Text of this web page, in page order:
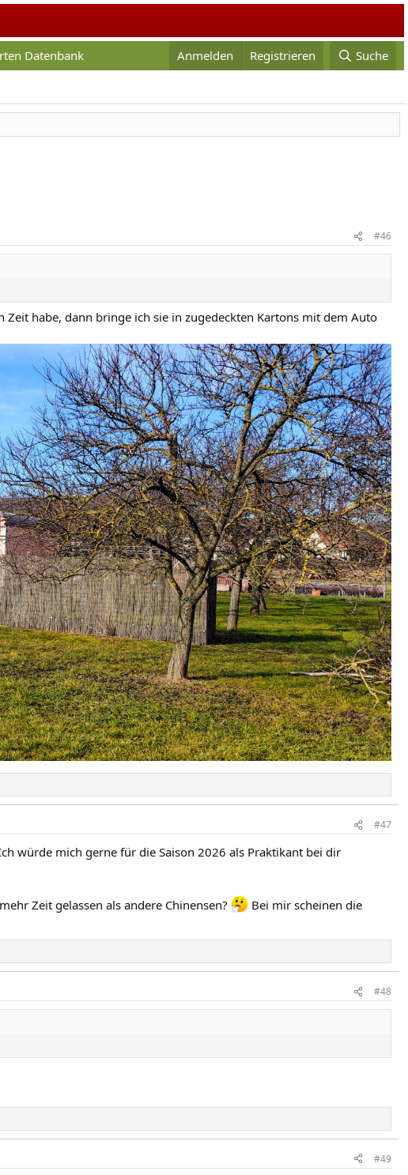
Datenbank Anmelden Registrieren Suche
#46
habe, dann bringe ich sie in zugedeckten Kartons mit dem Auto
#47
würde mich gerne für die Saison 2026 als Praktikant bei dir
Zeit gelassen als andere Chinensen?
Bei mir scheinen die
#48
#49